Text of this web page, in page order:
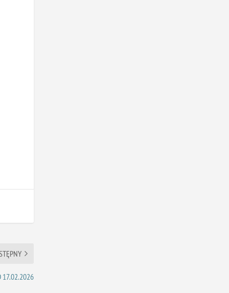
17.02.2026